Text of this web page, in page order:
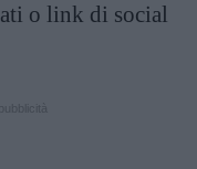
o link di social